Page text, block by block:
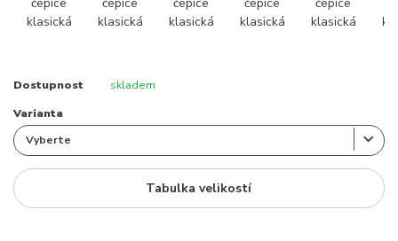
Dostupnost skladem
Varianta
Tabulka velikostí